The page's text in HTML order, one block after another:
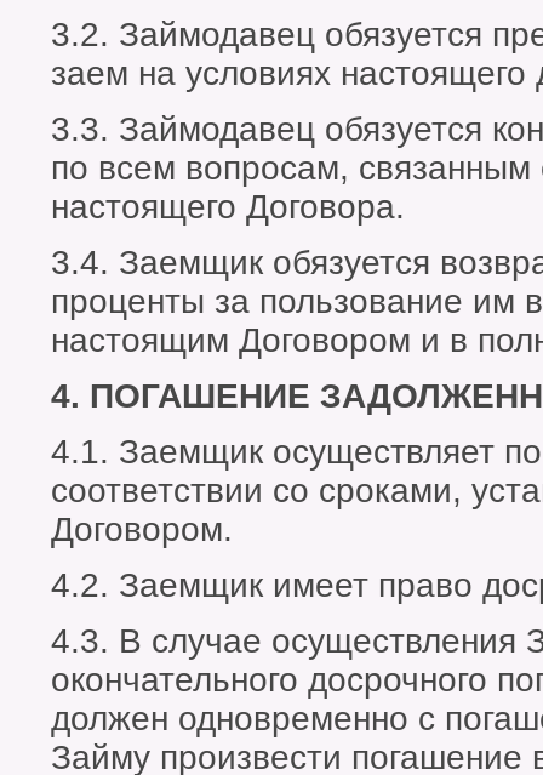
3.2. Займодавец обязуется
заем на условиях настоящего
3.3. Займодавец обязуется
по всем вопросам, связанным
настоящего Договора.
3.4. Заемщик обязуется
проценты за пользование им
настоящим Договором и в
4. ПОГАШЕНИЕ
4.1. Заемщик осуществляет
соответствии со сроками,
Договором.
4.2. Заемщик имеет право
4.3. В случае осуществления
окончательного досрочного
должен одновременно с
Займу произвести погашение